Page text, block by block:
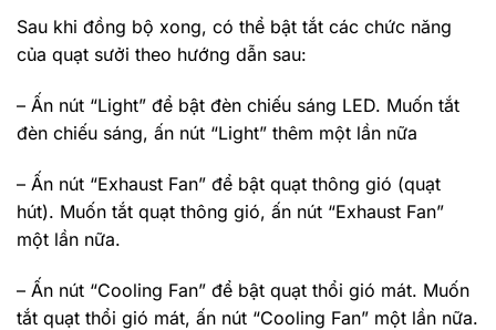
Sau khi đồng bộ xong, có thể bật tắt các chức năng
của quạt sưởi theo hướng dẫn sau:
– Ấn nút “Light” để bật đèn chiếu sáng LED. Muốn tắt
đèn chiếu sáng, ấn nút “Light” thêm một lần nữa
– Ấn nút “Exhaust Fan” để bật quạt thông gió (quạt
hút). Muốn tắt quạt thông gió, ấn nút “Exhaust Fan”
một lần nữa.
– Ấn nút “Cooling Fan” để bật quạt thổi gió mát. Muốn
tắt quạt thổi gió mát, ấn nút “Cooling Fan” một lần nữa.